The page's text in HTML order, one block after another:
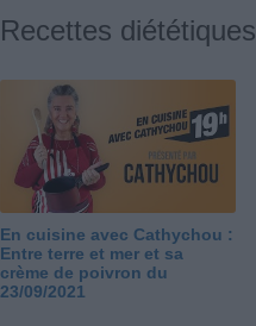
Recettes diététiques
En cuisine avec Cathychou :
Entre terre et mer et sa
crème de poivron du
23/09/2021